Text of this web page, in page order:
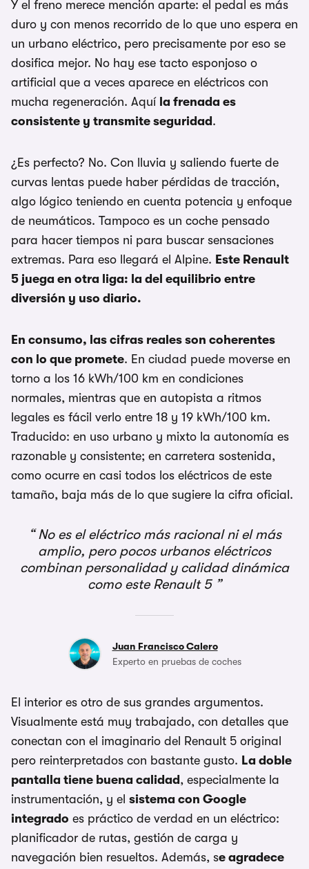
Y el freno merece mención aparte: el pedal es más
duro y con menos recorrido de lo que uno espera en
un urbano eléctrico, pero precisamente por eso se
dosifica mejor. No hay ese tacto esponjoso o
artificial que a veces aparece en eléctricos con
mucha regeneración. Aquí la frenada es
consistente y transmite seguridad .
¿Es perfecto? No. Con lluvia y saliendo fuerte de
curvas lentas puede haber pérdidas de tracción,
algo lógico teniendo en cuenta potencia y enfoque
de neumáticos. Tampoco es un coche pensado
para hacer tiempos ni para buscar sensaciones
extremas. Para eso llegará el Alpine. Este Renault
5 juega en otra liga: la del equilibrio entre
diversión y uso diario.
En consumo, las cifras reales son coherentes
con lo que promete. En ciudad puede moverse en
torno a los 16 kWh/100 km en condiciones
normales, mientras que en autopista a ritmos
legales es fácil verlo entre 18 y 19 kWh/100 km.
Traducido: en uso urbano y mixto la autonomía es
razonable y consistente; en carretera sostenida,
como ocurre en casi todos los eléctricos de este
tamaño, baja más de lo que sugiere la cifra oficial.
No es el eléctrico más racional ni el más
amplio, pero pocos urbanos eléctricos
combinan personalidad y calidad dinámica
como este Renault 5
Juan Francisco Calero
Experto en pruebas de coches
El interior es otro de sus grandes argumentos.
Visualmente está muy trabajado, con detalles que
conectan con el imaginario del Renault 5 original
pero reinterpretados con bastante gusto. La doble
pantalla tiene buena calidad , especialmente la
instrumentación, y el sistema con Google
integrado es práctico de verdad en un eléctrico:
planificador de rutas, gestión de carga y
navegación bien resueltos. Además, se agradece